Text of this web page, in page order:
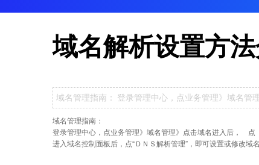
域名解析设置方
域名管理指南： 登录管理中心，点业务管理》域名
域名管理指南：
登录管理中心，点业务管理》域名管理》点击域名进入后， 点
进入域名控制面板后，点“ＤＮＳ解析管理”，即可设置或修改域